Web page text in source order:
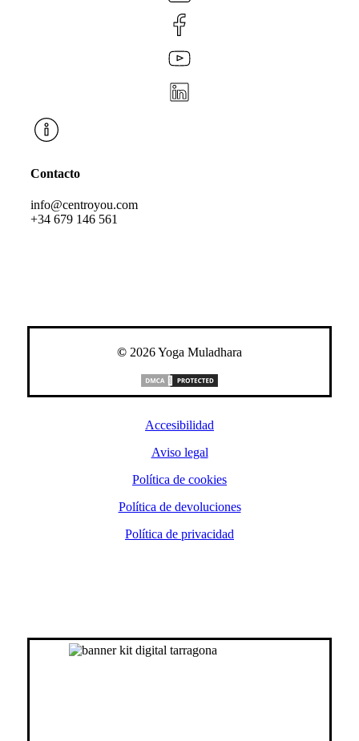
Contacto
info@centroyou.com
+34 679 146 561
© 2026Yoga Muladhara
Accesibilidad
Aviso legal
Política de cookies
Política de devoluciones
Política de privacidad